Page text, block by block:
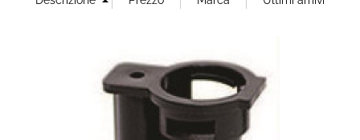
Irrigazione
Pompe idrauliche